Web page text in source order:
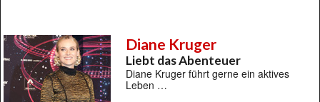
Diane Kruger
Liebt das Abenteuer
Diane Kruger führt gerne ein aktives
Leben …